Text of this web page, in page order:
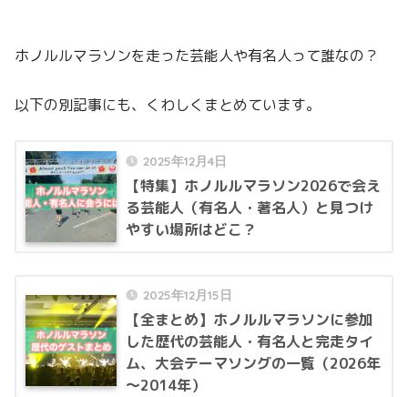
ホノルルマラソンを走った芸能人や有名人って誰なの？
以下の別記事にも、くわしくまとめています。
2025年12月4日
【特集】ホノルルマラソン2026で会え
る芸能人（有名人・著名人）と見つけ
やすい場所はどこ？
2025年12月15日
【全まとめ】ホノルルマラソンに参加
した歴代の芸能人・有名人と完走タイ
ム、大会テーマソングの一覧（2026年
～2014年）